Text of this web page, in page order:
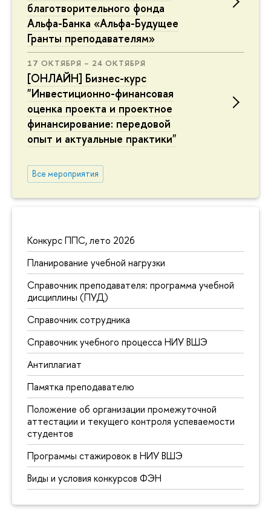
благотворительного фонда
Альфа-Банка «Альфа-Будущее
Гранты преподавателям»
17 ОКТЯБРЯ – 24 ОКТЯБРЯ
[ОНЛАЙН] Бизнес-курс
"Инвестиционно-финансовая
оценка проекта и проектное
финансирование: передовой
опыт и актуальные практики"
Все мероприятия
Конкурс ППС, лето 2026
Планирование учебной нагрузки
Справочник преподавателя: программа учебной
дисциплины (ПУД)
Справочник сотрудника
Справочник учебного процесса НИУ ВШЭ
Антиплагиат
Памятка преподавателю
Положение об организации промежуточной
аттестации и текущего контроля успеваемости
студентов
Программы стажировок в НИУ ВШЭ
Виды и условия конкурсов ФЭН